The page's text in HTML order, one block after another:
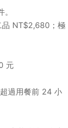
品 NT$2,680；極
元
過用餐前 24 小